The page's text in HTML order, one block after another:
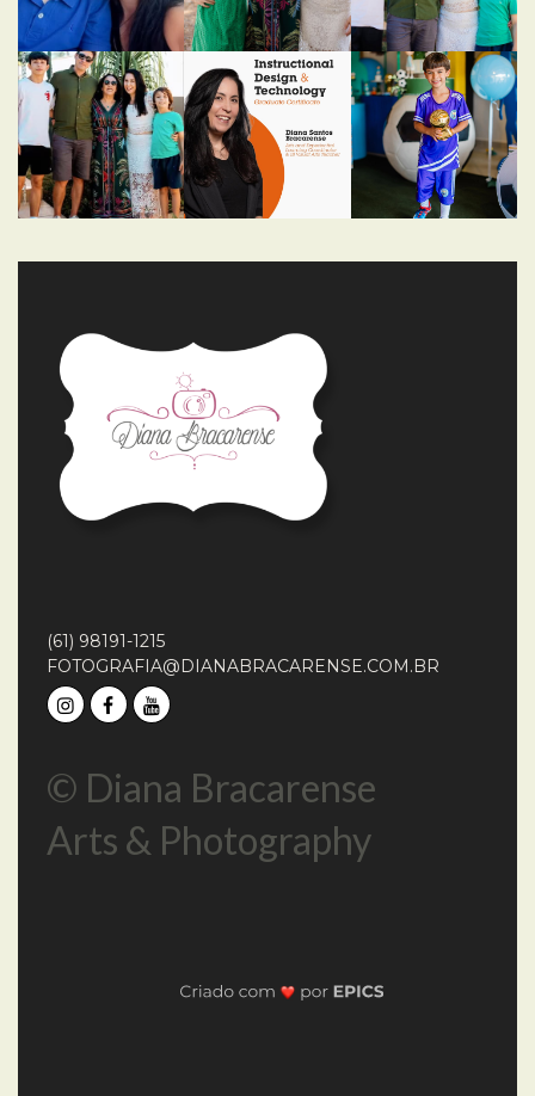
(61) 98191-1215
FOTOGRAFIA@DIANABRACARENSE.COM.BR
© Diana Bracarense
Arts & Photography